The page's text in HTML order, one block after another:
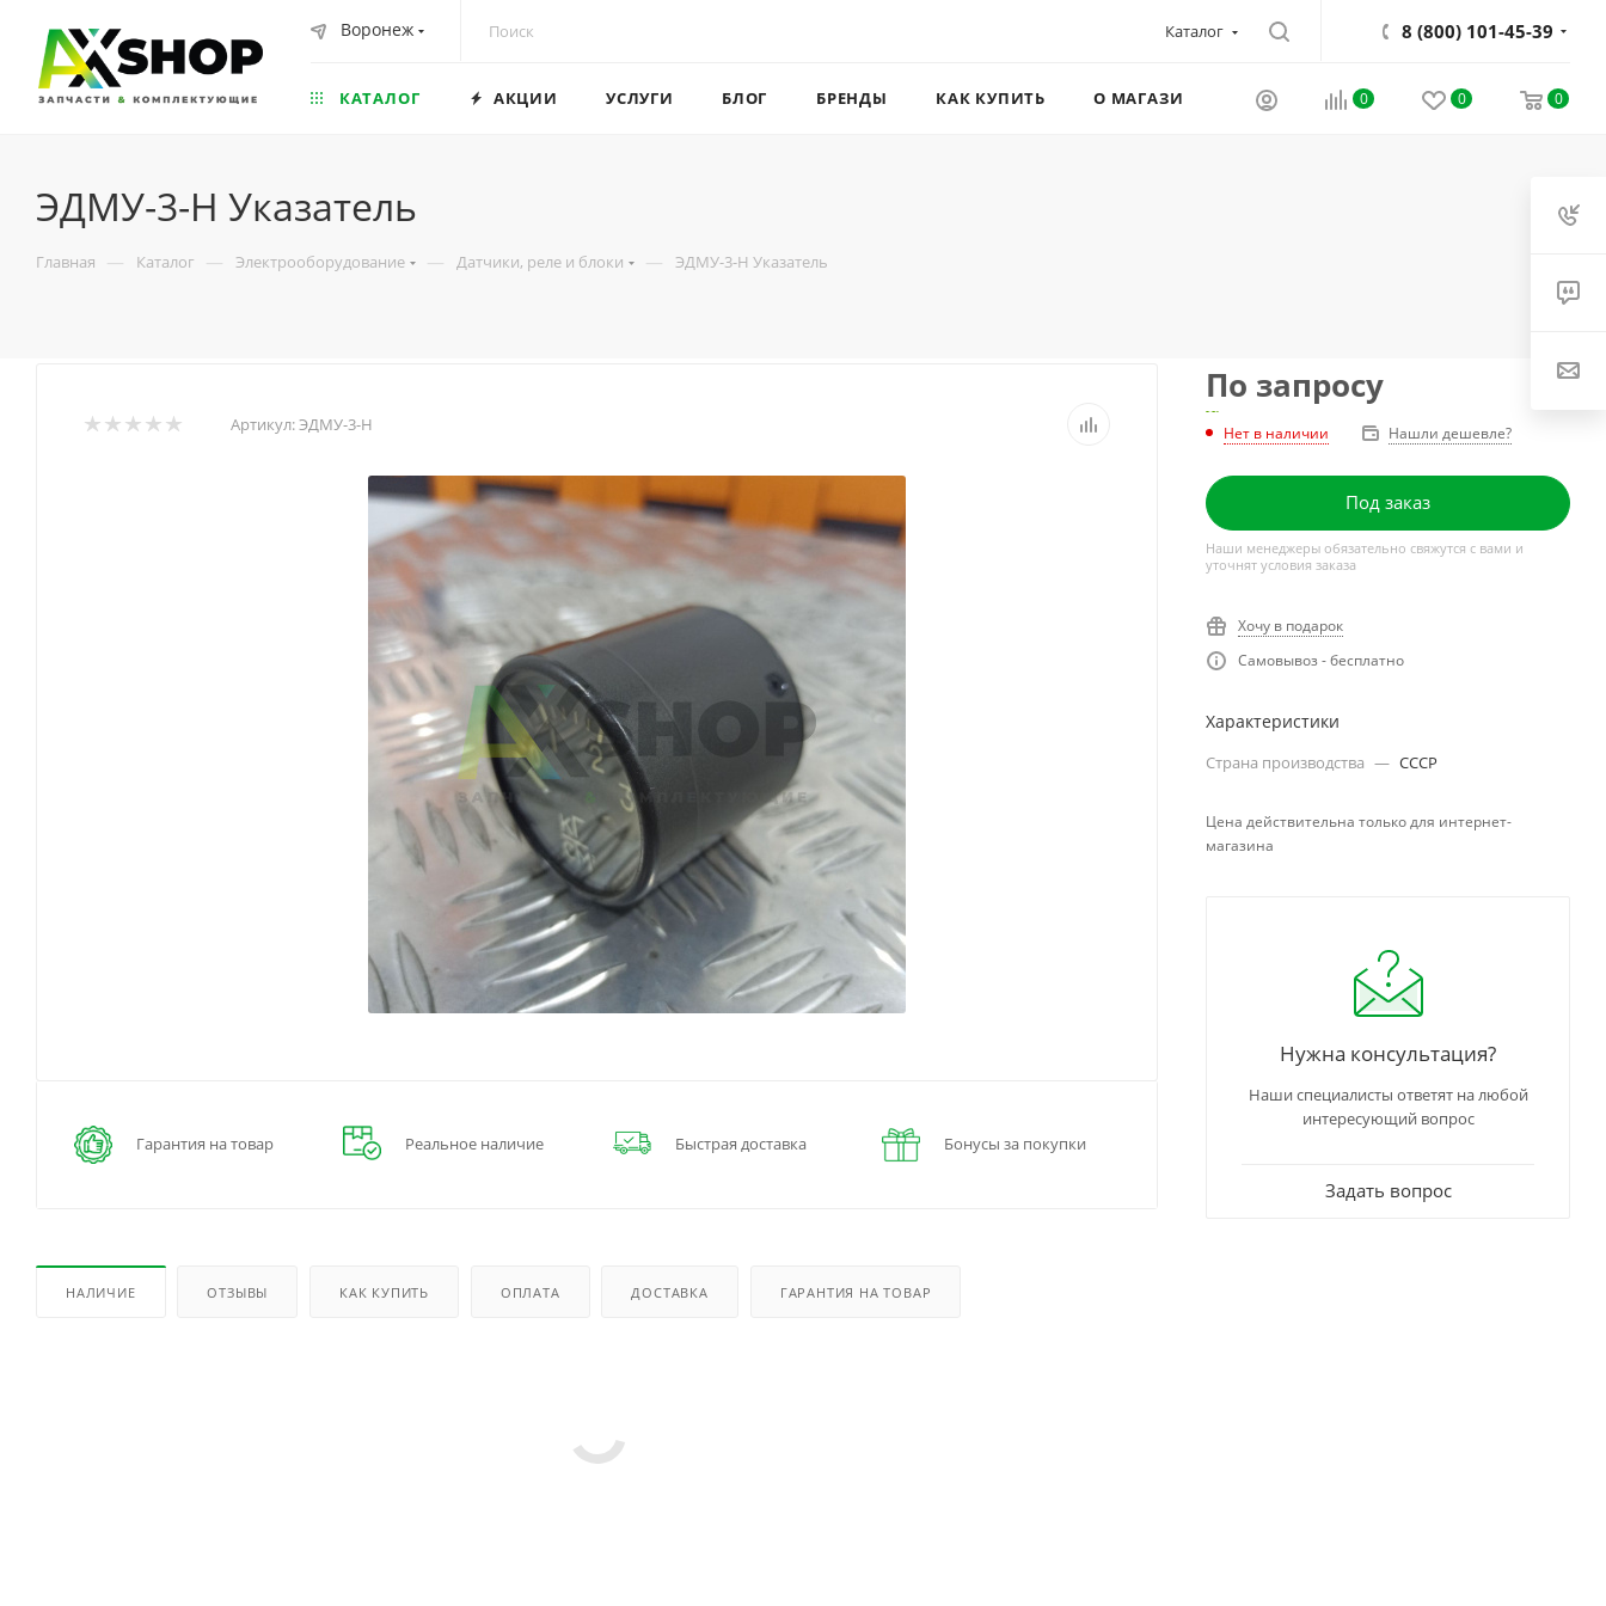
Воронеж Каталог 8 (800) 101-45-39
0 0 0
КАТАЛОГ АКЦИИ УСЛУГИ БЛОГ БРЕНДЫ КАК КУПИТЬ О МАГАЗИНЕ
ЭДМУ-3-Н Указатель
Главная — Каталог — Электрооборудование — Датчики, реле и блоки — ЭДМУ-3-Н Указатель
Артикул:ЭДМУ-3-Н
Гарантия на товар Реальное наличие Быстрая доставка Бонусы за покупки
НАЛИЧИЕ ОТЗЫВЫ КАК КУПИТЬ ОПЛАТА ДОСТАВКА ГАРАНТИЯ НА ТОВАР
По запросу
Нет в наличии Нашли дешевле?
Под заказ
Наши менеджеры обязательно свяжутся с вами и
уточнят условия заказа
Хочу в подарок
Самовывоз - бесплатно
Характеристики
Страна производства — СССР
Цена действительна только для интернет-
магазина
Нужна консультация?
Наши специалисты ответят на любой
интересующий вопрос
Задать вопрос